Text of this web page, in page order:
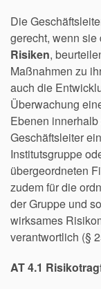
Die
gerecht, wenn sie
Risiken,
Maßnahmen zu
auch die
Überwachung
Ebenen
Geschäftsleiter
Institutsgruppe
übergeordneten
zudem für die
der Gruppe und
wirksames
verantwortlich (§
AT 4.1